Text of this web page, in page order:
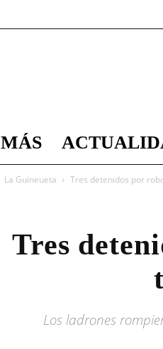
MÁS
La Guineueta Tres detenidos por
Tres
Los ladrones